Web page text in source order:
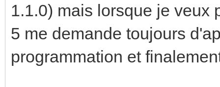
1.1.0) mais lorsque je veux
5 me demande toujours
programmation et